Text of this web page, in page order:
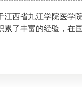
江西省九江学院医学
累了丰富的经验，在